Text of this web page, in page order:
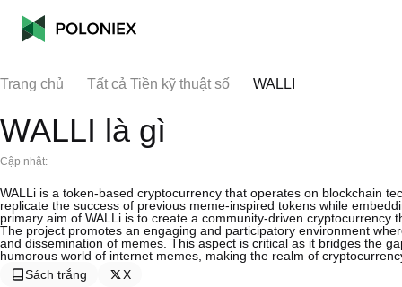
Trang chủ Tất cả Tiền kỹ thuật số WALLI
WALLI là gì
Cập nhật:
WALLi is a token-based cryptocurrency that operates on blockchain
replicate the success of previous meme-inspired tokens while
primary aim of WALLi is to create a community-driven cryptocurrency
The project promotes an engaging and participatory environment
and dissemination of memes. This aspect is critical as it bridges the
humorous world of internet memes, making the realm of
Sách trắng
X